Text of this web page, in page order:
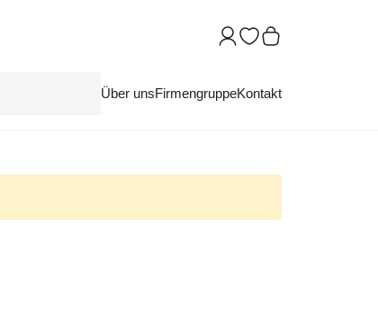
Über unsFirmengruppeKontakt